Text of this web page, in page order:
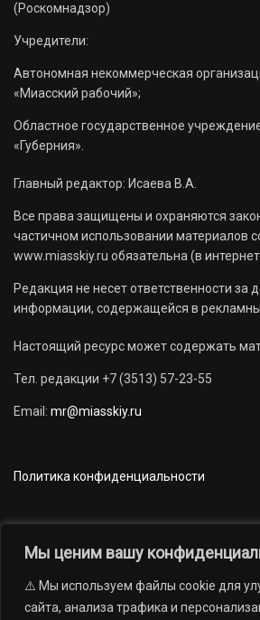
Мы ценим вашу
⚠️ Мы используем файлы cookie для
сайта, анализа трафика и
(Роскомнадзор)
Учредители:
Автономная некоммерческая
«Миасский рабочий»;
Областное государственное
«Губерния».
Главный редактор: Исаева В.А.
Все права защищены и охраняются
частичном использовании материалов
www.miasskiy.ru обязательна (в
Редакция не несет ответственности за
информации, содержащейся в
Настоящий ресурс может содержать
Тел. редакции +7 (3513) 57-23-55
Email: mr@miasskiy.ru
Политика конфиденциальности
Новости Наши проекты
АРХИВ
16+